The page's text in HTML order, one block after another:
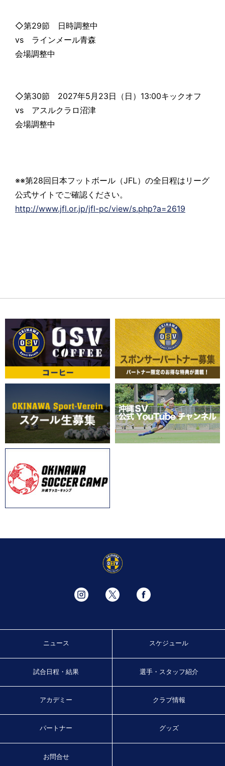
◇第29節 日時調整中
vs ラインメール青森
会場調整中
◇第30節 2027年5月23日（日）13:00キックオフ
vs アスルクラロ沼津
会場調整中
※※第28回日本フットボール（JFL）の全日程はリーグ
公式サイトでご確認ください。
http://www.jfl.or.jp/jfl-pc/view/s.php?a=2619
ニュース スケジュール
試合日程・結果 選手・スタッフ紹介
アカデミー クラブ情報
パートナー グッズ
お問合せ